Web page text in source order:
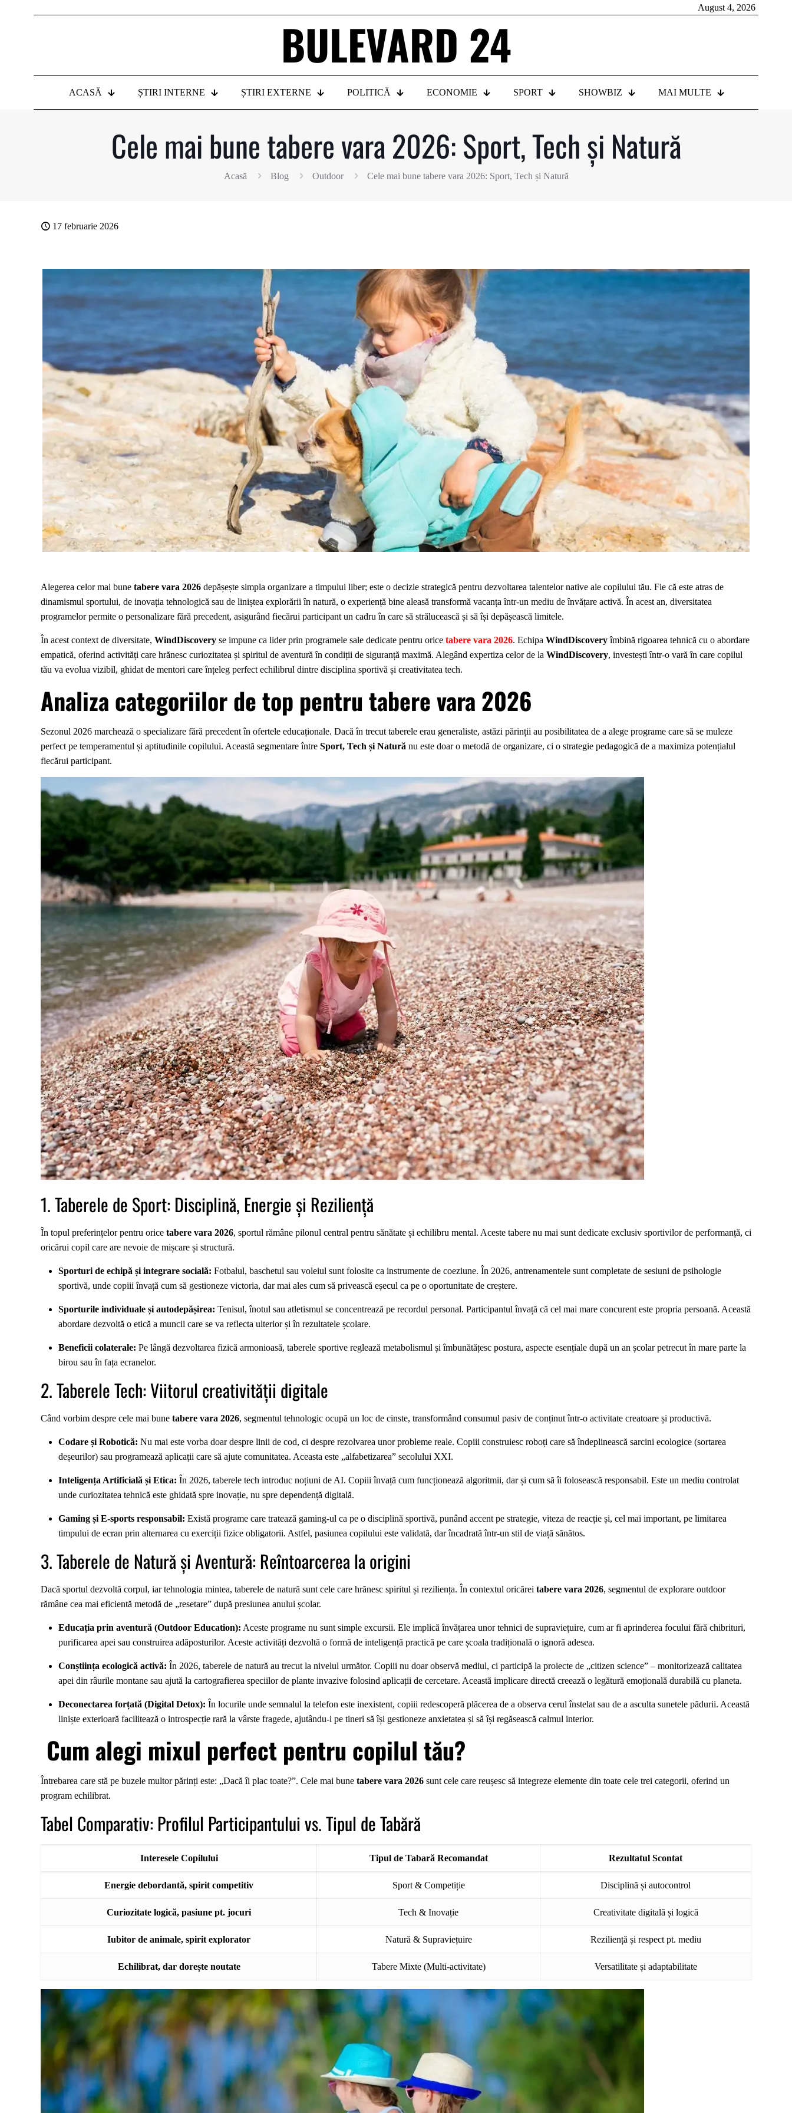
August 4, 2026
BULEVARD 24
ACASĂ ȘTIRI INTERNE ȘTIRI EXTERNE POLITICĂ ECONOMIE SPORT SHOWBIZ MAI MULTE
Cele mai bune tabere vara 2026: Sport, Tech și Natură
Acasă Blog Outdoor Cele mai bune tabere vara 2026: Sport, Tech și Natură
17 februarie 2026
Alegerea celor mai bune tabere vara 2026 depășește simpla organizare a timpului liber; este o decizie strategică pentru dezvoltarea talentelor native ale copilului tău. Fie că este atras de
dinamismul sportului, de inovația tehnologică sau de liniștea explorării în natură, o experiență bine aleasă transformă vacanța într-un mediu de învățare activă. În acest an, diversitatea
programelor permite o personalizare fără precedent, asigurând fiecărui participant un cadru în care să strălucească și să își depășească limitele.
În acest context de diversitate, WindDiscovery se impune ca lider prin programele sale dedicate pentru orice tabere vara 2026. Echipa WindDiscoveryîmbină rigoarea tehnică cu o abordare
empatică, oferind activități care hrănesc curiozitatea și spiritul de aventură în condiții de siguranță maximă. Alegând expertiza celor de la WindDiscovery, investești într-o vară în care copilul
tău va evolua vizibil, ghidat de mentori care înțeleg perfect echilibrul dintre disciplina sportivă și creativitatea tech.
Analiza categoriilor de top pentru tabere vara 2026
Sezonul 2026 marchează o specializare fără precedent în ofertele educaționale. Dacă în trecut taberele erau generaliste, astăzi părinții au posibilitatea de a alege programe care să se muleze
perfect pe temperamentul și aptitudinile copilului. Această segmentare între Sport, Tech și Natură nu este doar o metodă de organizare, ci o strategie pedagogică de a maximiza potențialul
fiecărui participant.
1. Taberele de Sport: Disciplină, Energie și Reziliență
În topul preferințelor pentru orice tabere vara 2026, sportul rămâne pilonul central pentru sănătate și echilibru mental. Aceste tabere nu mai sunt dedicate exclusiv sportivilor de performanță, ci
oricărui copil care are nevoie de mișcare și structură.
Sporturi de echipă și integrare socială: Fotbalul, baschetul sau voleiul sunt folosite ca instrumente de coeziune. În 2026, antrenamentele sunt completate de sesiuni de psihologie
sportivă, unde copiii învață cum să gestioneze victoria, dar mai ales cum să privească eșecul ca pe o oportunitate de creștere.
Sporturile individuale și autodepășirea: Tenisul, înotul sau atletismul se concentrează pe recordul personal. Participantul învață că cel mai mare concurent este propria persoană. Această
abordare dezvoltă o etică a muncii care se va reflecta ulterior și în rezultatele școlare.
Beneficii colaterale: Pe lângă dezvoltarea fizică armonioasă, taberele sportive reglează metabolismul și îmbunătățesc postura, aspecte esențiale după un an școlar petrecut în mare parte la
birou sau în fața ecranelor.
2. Taberele Tech: Viitorul creativității digitale
Când vorbim despre cele mai bune tabere vara 2026, segmentul tehnologic ocupă un loc de cinste, transformând consumul pasiv de conținut într-o activitate creatoare și productivă.
Codare și Robotică: Nu mai este vorba doar despre linii de cod, ci despre rezolvarea unor probleme reale. Copiii construiesc roboți care să îndeplinească sarcini ecologice (sortarea
deșeurilor) sau programează aplicații care să ajute comunitatea. Aceasta este „alfabetizarea” secolului XXI.
Inteligența Artificială și Etica: În 2026, taberele tech introduc noțiuni de AI. Copiii învață cum funcționează algoritmii, dar și cum să îi folosească responsabil. Este un mediu controlat
unde curiozitatea tehnică este ghidată spre inovație, nu spre dependență digitală.
Gaming și E-sports responsabil: Există programe care tratează gaming-ul ca pe o disciplină sportivă, punând accent pe strategie, viteza de reacție și, cel mai important, pe limitarea
timpului de ecran prin alternarea cu exerciții fizice obligatorii. Astfel, pasiunea copilului este validată, dar încadrată într-un stil de viață sănătos.
3. Taberele de Natură și Aventură: Reîntoarcerea la origini
Dacă sportul dezvoltă corpul, iar tehnologia mintea, taberele de natură sunt cele care hrănesc spiritul și reziliența. În contextul oricărei tabere vara 2026, segmentul de explorare outdoor
rămâne cea mai eficientă metodă de „resetare” după presiunea anului școlar.
Educația prin aventură (Outdoor Education): Aceste programe nu sunt simple excursii. Ele implică învățarea unor tehnici de supraviețuire, cum ar fi aprinderea focului fără chibrituri,
purificarea apei sau construirea adăposturilor. Aceste activități dezvoltă o formă de inteligență practică pe care școala tradițională o ignoră adesea.
Conștiința ecologică activă: În 2026, taberele de natură au trecut la nivelul următor. Copiii nu doar observă mediul, ci participă la proiecte de „citizen science” – monitorizează calitatea
apei din râurile montane sau ajută la cartografierea speciilor de plante invazive folosind aplicații de cercetare. Această implicare directă creează o legătură emoțională durabilă cu planeta.
Deconectarea forțată (Digital Detox): În locurile unde semnalul la telefon este inexistent, copiii redescoperă plăcerea de a observa cerul înstelat sau de a asculta sunetele pădurii. Această
liniște exterioară facilitează o introspecție rară la vârste fragede, ajutându-i pe tineri să își gestioneze anxietatea și să își regăsească calmul interior.
Cum alegi mixul perfect pentru copilul tău?
Întrebarea care stă pe buzele multor părinți este: „Dacă îi plac toate?”. Cele mai bune tabere vara 2026 sunt cele care reușesc să integreze elemente din toate cele trei categorii, oferind un
program echilibrat.
Tabel Comparativ: Profilul Participantului vs. Tipul de Tabără
Interesele Copilului Tipul de Tabară Recomandat Rezultatul Scontat
Energie debordantă, spirit competitiv Sport & Competiție Disciplină și autocontrol
Curiozitate logică, pasiune pt. jocuri Tech & Inovație Creativitate digitală și logică
Iubitor de animale, spirit explorator Natură & Supraviețuire Reziliență și respect pt. mediu
Echilibrat, dar dorește noutate Tabere Mixte (Multi-activitate) Versatilitate și adaptabilitate